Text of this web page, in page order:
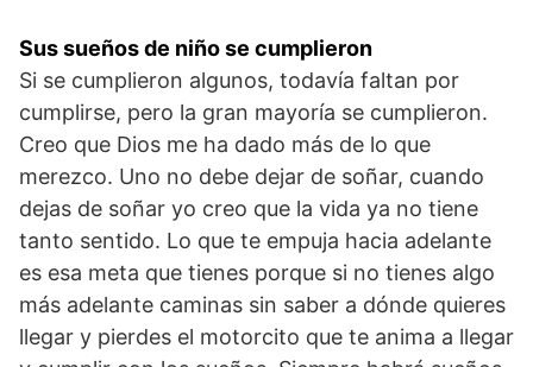
Sus sueños de niño se cumplieron
Si se cumplieron algunos, todavía faltan por
cumplirse, pero la gran mayoría se cumplieron.
Creo que Dios me ha dado más de lo que
merezco. Uno no debe dejar de soñar, cuando
dejas de soñar yo creo que la vida ya no tiene
tanto sentido. Lo que te empuja hacia adelante
es esa meta que tienes porque si no tienes algo
más adelante caminas sin saber a dónde quieres
llegar y pierdes el motorcito que te anima a llegar